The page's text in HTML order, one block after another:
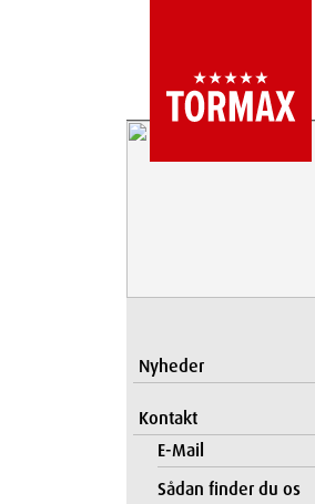
Nyheder
Kontakt
E-Mail
Sådan finder du os